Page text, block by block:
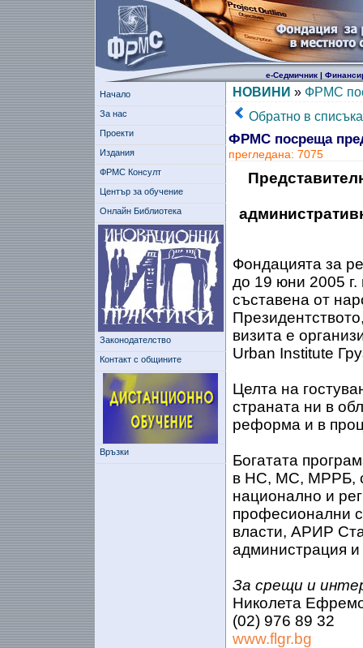
е-Седмичник|
Начало
За нас
Проекти
Издания
ФРМС Консулт
Център за обучение
Онлайн Библиотека
Законодателство
Контакт с общините
Връзки
НОВИНИ » ФРМС
Обратно в списъка
ФРМС посреща
прегледана: 7075
Фондацията за
до 19 юни 2005 г.
съставена от
визита е
Urban Institute
Целта на
страната ни в
реформа и в
Богатата
в НС, МС, МРРБ, с
национално и
професионални
власти, АРИР
администрация и
За срещи и
Николета
(02) 976 89 32
www.flgr.bg